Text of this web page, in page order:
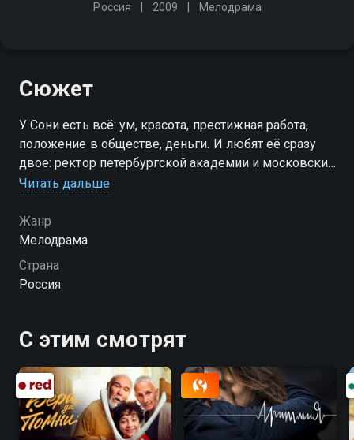
Россия 2009 Мелодрама
Сюжет
У Сони есть всё: ум, красота, престижная работа,
положение в обществе, деньги. И любят её сразу
двое: ректор петербургской академии и московский
пластический хирург. Только вот оказывается, что
Читать дальше
Жанр
Мелодрама
Страна
Россия
С этим смотрят